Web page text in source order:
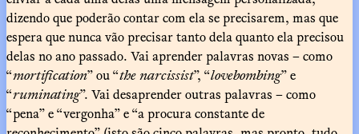
dizendo que poderão contar com ela se precisarem, mas que
espera que nunca vão precisar tanto dela quanto ela precisou
delas no ano passado. Vai aprender palavras novas – como
“mortification” ou “the narcissist”, “lovebombing” e
“ruminating”. Vai desaprender outras palavras – como
“pena” e “vergonha” e “a procura constante de